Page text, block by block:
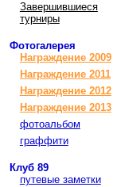
Завершившиеся
турниры
Фотогалерея
Награждение 2009
Награждение 2011
Награждение 2012
Награждение 2013
фотоальбом
граффити
Клуб 89
путевые заметки